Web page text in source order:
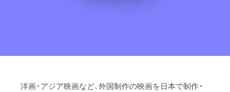
洋画・アジア映画など、外国制作の映画を日本で制作・